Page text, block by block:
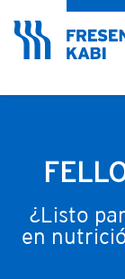
Email*
¿Listo
en